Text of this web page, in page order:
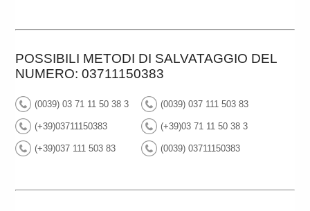
POSSIBILI METODI DI SALVATAGGIO DEL
NUMERO: 03711150383
(0039) 03 71 11 50 38 3 (0039) 037 111 503 83
(+39)03711150383 (+39)03 71 11 50 38 3
(+39)037 111 503 83 (0039) 03711150383